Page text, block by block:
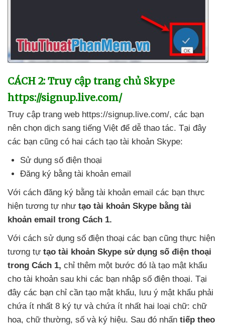
CÁCH 2: Truy cập trang chủ Skype
https://signup.live.com/
Truy cập trang web https://signup.live.com/, các bạn
nên chọn dịch sang tiếng Việt để dễ thao tác. Tại đây
các bạn cũng có hai cách tạo tài khoản Skype:
Sử dụng số điện thoại
Đăng ký bằng tài khoản email
Với cách đăng ký bằng tài khoản email các bạn thực
hiện tương tự như tạo tài khoản Skype bằng tài
khoản email trong Cách 1.
Với cách sử dụng số điện thoại các bạn cũng thực hiện
tương tự tạo tài khoản Skype sử dụng số điện thoại
trong Cách 1, chỉ thêm một bước đó là tạo mật khẩu
cho tài khoản sau khi các bạn nhập số điện thoại. Tại
đây các bạn chỉ cần tạo mật khẩu, lưu ý mật khẩu phải
chứa ít nhất 8 ký tự và chứa ít nhất hai loại chữ: chữ
hoa, chữ thường, số và ký hiệu. Sau đó nhấn tiếp theo